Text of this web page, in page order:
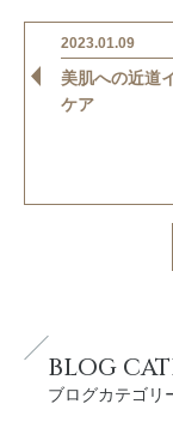
2023.01.09
美肌への近道
ケア
BLOG
ブログカテゴリ